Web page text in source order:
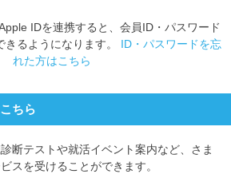
IDを連携すると、会員ID・パスワード
るようになります。 ID・パスワードを忘
れた方はこちら
ちら
断テストや就活イベント案内など、さま
スを受けることができます。